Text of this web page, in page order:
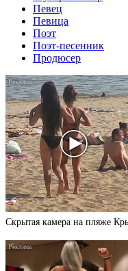
Певец
Певица
Поэт
Поэт-песенник
Продюсер
Скрытая камера на пляже